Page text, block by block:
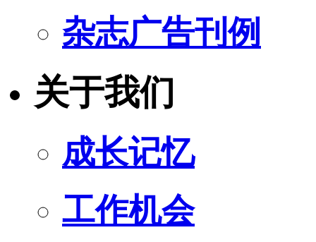
杂志广告刊例
关于我们
成长记忆
工作机会